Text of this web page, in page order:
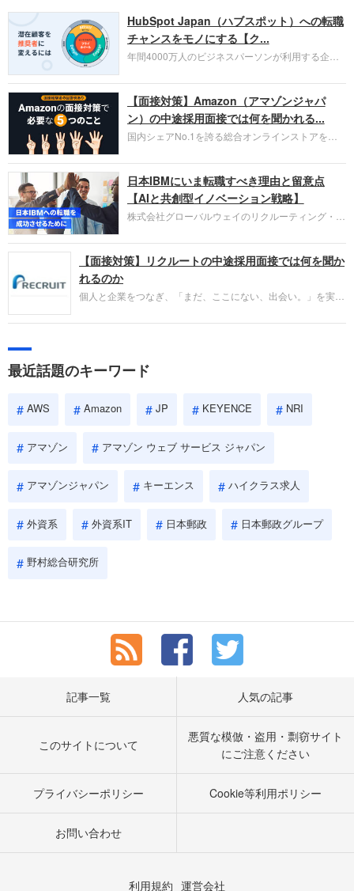
HubSpot Japan（ハブスポット）への転職
チャンスをモノにする【ク...
年間4000万人のビジネスパーソンが利用する企業
お勧めするイチオシ企業をご紹介します。今回はク
ラウド型CRMプラットフォームを提供する
HubSpot Japan（ハブスポット・ジャパン）株式会
社です。採用面接対策の企業研究にご活用くださ
い。
【面接対策】Amazon（アマゾンジャパ
ン）の中途採用面接では何を聞かれる...
国内シェアNo.1を誇る総合オンラインストアを運
圧倒的な存在感を持つAmazon。中途採用面接では
過去の具体的な業務成果やリーダーシップの発揮、
失敗からの学びが重視され、人間性やカルチャーフ
ィットも評価対象となり、長期的に成長できる仲間
であるかを多角的に審査されます。
日本IBMにいま転職すべき理由と留意点
【AIと共創型イノベーション戦略】
株式会社グローバルウェイのリクルーティング・パ
パーソンが利用する企業口コミサイト「キャリコ
ネ」の転職エージェントがお勧めするイチオシ企業
IBMです。採用面接対策の企業研究にご活用くださ
い。
【面接対策】リクルートの中途採用面接では何を聞か
れるのか
個人と企業をつなぎ、「まだ、ここにない、出会い。」を実現
やこれまでの成果を具体的に問われるほか、「人間性」も評価
しょう。
最近話題のキーワード
AWS Amazon JP KEYENCE NRI
アマゾン アマゾン ウェブ サービス ジャパン
アマゾンジャパン キーエンス ハイクラス求人
外資系 外資系IT 日本郵政 日本郵政グループ
野村総合研究所
記事一覧 人気の記事
このサイトについて
悪質な模倣・盗用・剽窃サイト
にご注意ください
プライバシーポリシー Cookie等利用ポリシー
お問い合わせ
利用規約 運営会社